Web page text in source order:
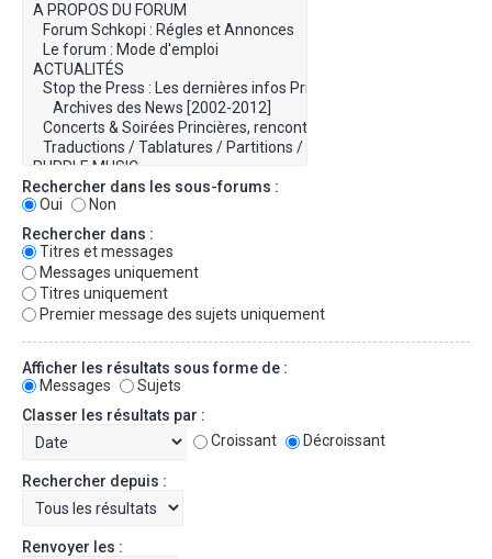
Rechercher dans les sous-forums :
Oui
Non
Rechercher dans :
Titres et messages
Messages uniquement
Titres uniquement
Premier message des sujets uniquement
Afficher les résultats sous forme de :
Messages
Sujets
Classer les résultats par :
Croissant
Décroissant
Rechercher depuis :
Renvoyer les :